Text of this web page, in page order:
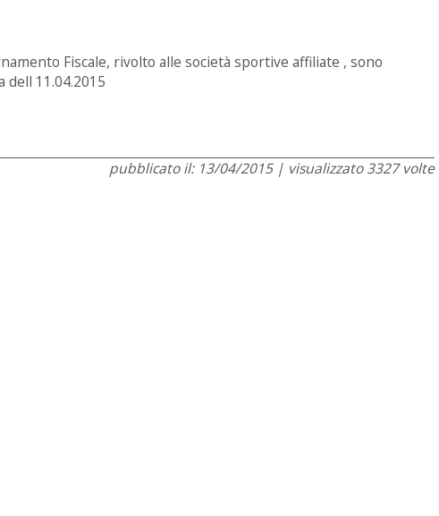
Fiscale, rivolto alle società sportive affiliate , sono
11.04.2015
pubblicato il: 13/04/2015 | visualizzato 3327 volte